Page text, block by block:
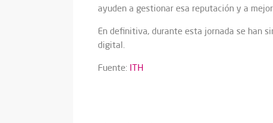
ayuden a gestionar esa reputación y a
En definitiva, durante esta jornada se han
digital.
Fuente: ITH